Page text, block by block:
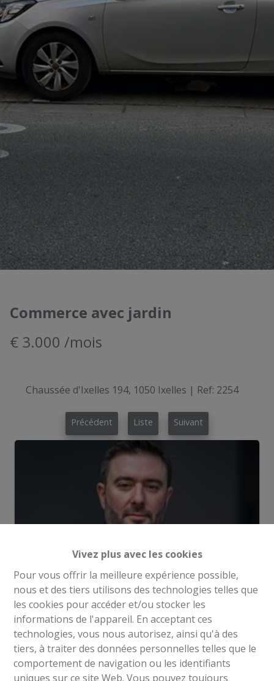
Vivez plus avec les cookies
Pour vous offrir la meilleure expérience possible,
nous et des tiers utilisons des technologies telles que
les cookies pour accéder et/ou stocker les
informations de l'appareil. En acceptant ces
technologies, vous nous autorisez, ainsi qu'à des
tiers, à traiter des données personnelles telles que le
comportement de navigation ou les identifiants
uniques sur ce site Web. Vous pouvez toujours
Commerce avec jardin
€ 3.000 /mois
Chaussée d'Ixelles 194, 1050 Ixelles | Ref: 2254
Précédent Liste Suivant
Demande d'informations